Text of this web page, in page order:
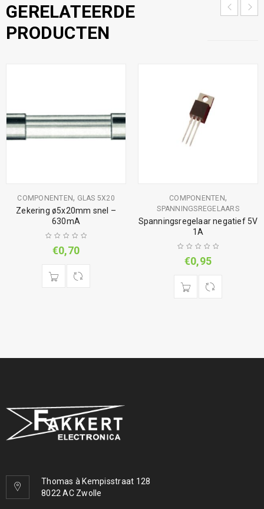
GERELATEERDE
PRODUCTEN
COMPONENTEN, GLAS 5X20
Zekering ø5x20mm snel –
630mA
€0,70
COMPONENTEN,
SPANNINGSREGELAARS
Spanningsregelaar negatief 5V
1A
€0,95
Thomas à Kempisstraat 128
8022 AC Zwolle